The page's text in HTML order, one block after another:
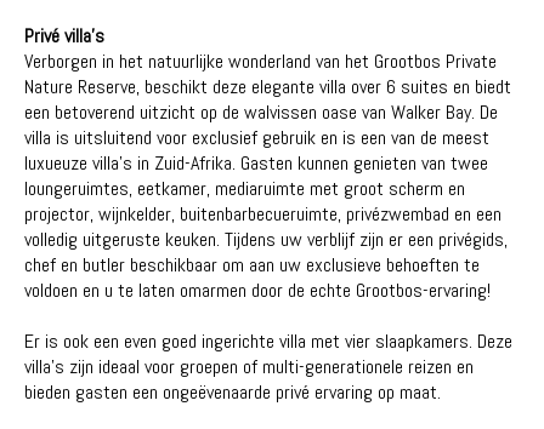
Privé villa's
Verborgen in het natuurlijke wonderland van het Grootbos Private
Nature Reserve, beschikt deze elegante villa over 6 suites en biedt
een betoverend uitzicht op de walvissen oase van Walker Bay. De
villa is uitsluitend voor exclusief gebruik en is een van de meest
luxueuze villa's in Zuid-Afrika. Gasten kunnen genieten van twee
loungeruimtes, eetkamer, mediaruimte met groot scherm en
projector, wijnkelder, buitenbarbecueruimte, privézwembad en een
volledig uitgeruste keuken. Tijdens uw verblijf zijn er een privégids,
chef en butler beschikbaar om aan uw exclusieve behoeften te
voldoen en u te laten omarmen door de echte Grootbos-ervaring!
Er is ook een even goed ingerichte villa met vier slaapkamers. Deze
villa's zijn ideaal voor groepen of multi-generationele reizen en
bieden gasten een ongeëvenaarde privé ervaring op maat.